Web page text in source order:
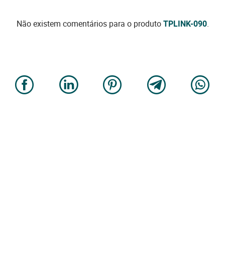
Não existem comentários para o produtoTPLINK-090.